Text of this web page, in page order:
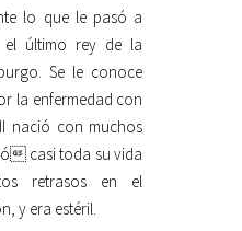
lo que le pasó a
el último rey de la
Se le conoce
la enfermedad con
nació con muchos
casi toda su vida
retrasos en el
y era estéril.